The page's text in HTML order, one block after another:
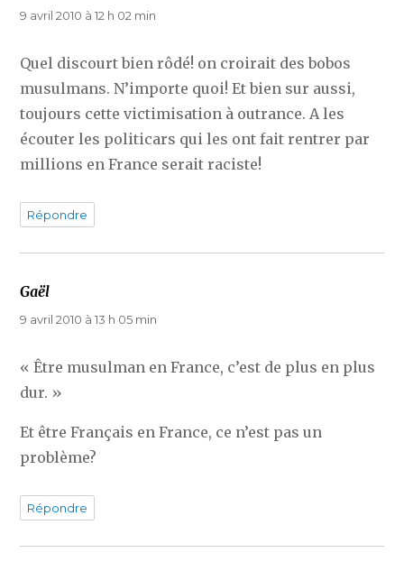
9 avril 2010 à 12 h 02 min
Quel discourt bien rôdé! on croirait des bobos
musulmans. N’importe quoi! Et bien sur aussi,
toujours cette victimisation à outrance. A les
écouter les politicars qui les ont fait rentrer par
millions en France serait raciste!
Répondre
Gaël
9 avril 2010 à 13 h 05 min
« Être musulman en France, c’est de plus en plus
dur. »
Et être Français en France, ce n’est pas un
problème?
Répondre